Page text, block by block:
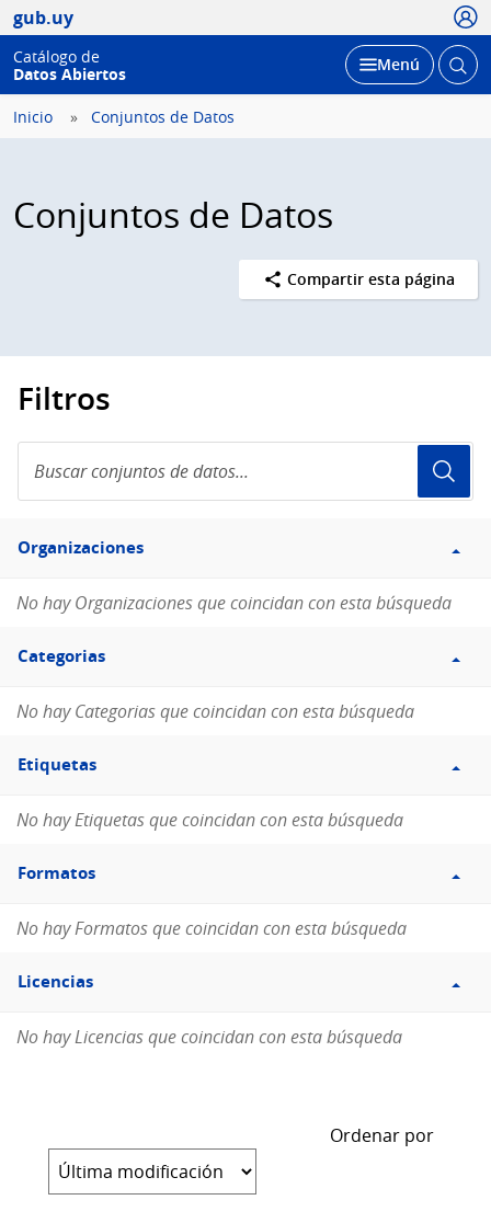
gub.uy
Catálogo de
Datos Abiertos
Desplegar
Menú Abrir
Inicio Conjuntos de Datos
Conjuntos de Datos
Compartir esta página
Filtros
conjuntos
de
Filtro
Organizaciones
Organizaciones
No hay Organizaciones que coincidan con esta búsqueda
Filtro
Categorias
Categorias
No hay Categorias que coincidan con esta búsqueda
Filtro
Etiquetas
Etiquetas
No hay Etiquetas que coincidan con esta búsqueda
Filtro
Formatos
Formatos
No hay Formatos que coincidan con esta búsqueda
Filtro
Licencias
Licencias
No hay Licencias que coincidan con esta búsqueda
Ordenar por